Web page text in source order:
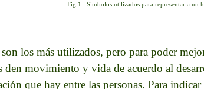
Fig.1= Símbolos utilizados para representar a un
los más utilizados, pero para poder
den movimiento y vida de acuerdo al
que hay entre las personas. Para